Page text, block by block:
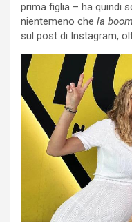
prima figlia – ha quindi
nientemeno che la
sul post di Instagram,